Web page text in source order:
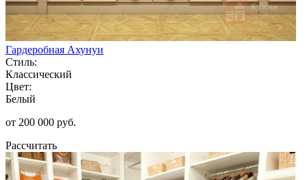
Гардеробная Ахунуи
Стиль:
Классический
Цвет:
Белый
от 200 000 руб.
Рассчитать